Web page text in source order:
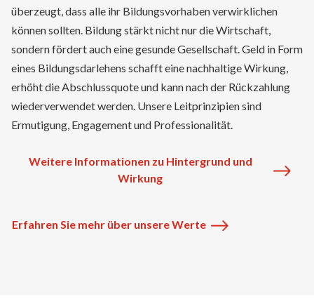
überzeugt, dass alle ihr Bildungsvorhaben verwirklichen
können sollten. Bildung stärkt nicht nur die Wirtschaft,
sondern fördert auch eine gesunde Gesellschaft. Geld in Form
eines Bildungsdarlehens schafft eine nachhaltige Wirkung,
erhöht die Abschlussquote und kann nach der Rückzahlung
wiederverwendet werden. Unsere Leitprinzipien sind
Ermutigung, Engagement und Professionalität.
Weitere Informationen zu Hintergrund und
Wirkung
Erfahren Sie mehr über unsere Werte